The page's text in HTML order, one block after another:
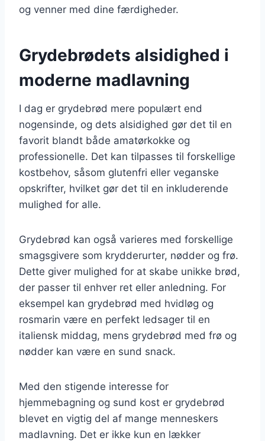
og venner med dine færdigheder.
Grydebrødets alsidighed i
moderne madlavning
I dag er grydebrød mere populært end
nogensinde, og dets alsidighed gør det til en
favorit blandt både amatørkokke og
professionelle. Det kan tilpasses til forskellige
kostbehov, såsom glutenfri eller veganske
opskrifter, hvilket gør det til en inkluderende
mulighed for alle.
Grydebrød kan også varieres med forskellige
smagsgivere som krydderurter, nødder og frø.
Dette giver mulighed for at skabe unikke brød,
der passer til enhver ret eller anledning. For
eksempel kan grydebrød med hvidløg og
rosmarin være en perfekt ledsager til en
italiensk middag, mens grydebrød med frø og
nødder kan være en sund snack.
Med den stigende interesse for
hjemmebagning og sund kost er grydebrød
blevet en vigtig del af mange menneskers
madlavning. Det er ikke kun en lækker